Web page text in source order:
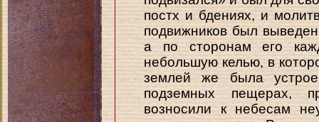
постх и бдениях, и
подвижников был
а по сторонам его
небольшую келью, в
землей же была
подземных пещерах,
возносили к небесам